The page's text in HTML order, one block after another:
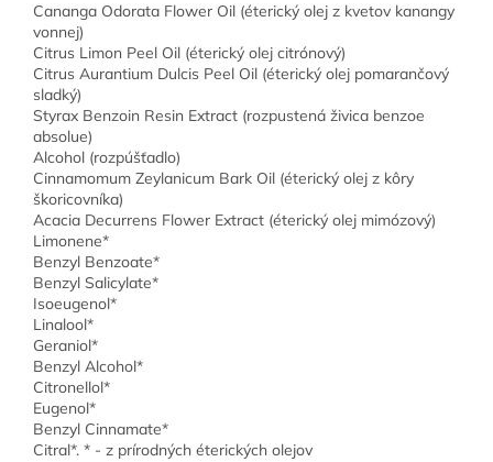
Cananga Odorata Flower Oil (éterický olej z kvetov kanangy
vonnej)
Citrus Limon Peel Oil (éterický olej citrónový)
Citrus Aurantium Dulcis Peel Oil (éterický olej pomarančový
sladký)
Styrax Benzoin Resin Extract (rozpustená živica benzoe
absolue)
Alcohol (rozpúšťadlo)
Cinnamomum Zeylanicum Bark Oil (éterický olej z kôry
škoricovníka)
Acacia Decurrens Flower Extract (éterický olej mimózový)
Limonene*
Benzyl Benzoate*
Benzyl Salicylate*
Isoeugenol*
Linalool*
Geraniol*
Benzyl Alcohol*
Citronellol*
Eugenol*
Benzyl Cinnamate*
Citral*. * - z prírodných éterických olejov